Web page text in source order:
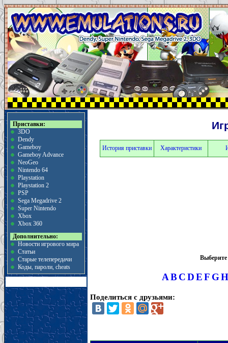
Приставки:
3DO
Dendy
Gameboy
Gameboy Advance
NeoGeo
Nintendo 64
Playstation
Playstation 2
PSP
Sega Megadrive 2
Super Nintendo
Xbox
Xbox 360
Дополнительно:
Новости игрового мира
Статьи
Старые телепередачи
Коды, пароли, cheats
История приставки Характеристики
Выберите
AB CDEF GH
Поделиться с друзьями: